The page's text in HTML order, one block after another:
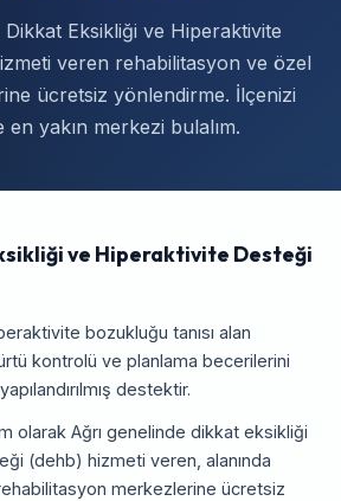
Dikkat Eksikliği ve Hiperaktivite
veren rehabilitasyon ve özel
ücretsiz yönlendirme. İlçenizi
en yakın merkezi bulalım.
ve Hiperaktivite Desteği
bozukluğu tanısı alan
kontrolü ve planlama becerilerini
destektir.
olarak Ağrı genelinde dikkat eksikliği
(dehb) hizmeti veren, alanında
merkezlerine ücretsiz